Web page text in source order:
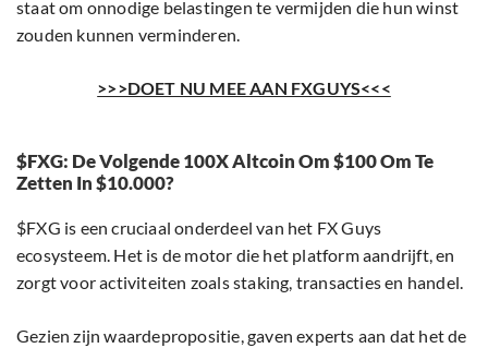
staat om onnodige belastingen te vermijden die hun winst
zouden kunnen verminderen.
>>>DOET NU MEE AAN FXGUYS<<<
$FXG: De Volgende 100X Altcoin Om $100 Om Te
Zetten In $10.000?
$FXG is een cruciaal onderdeel van het FX Guys
ecosysteem. Het is de motor die het platform aandrijft, en
zorgt voor activiteiten zoals staking, transacties en handel.
Gezien zijn waardepropositie, gaven experts aan dat het de